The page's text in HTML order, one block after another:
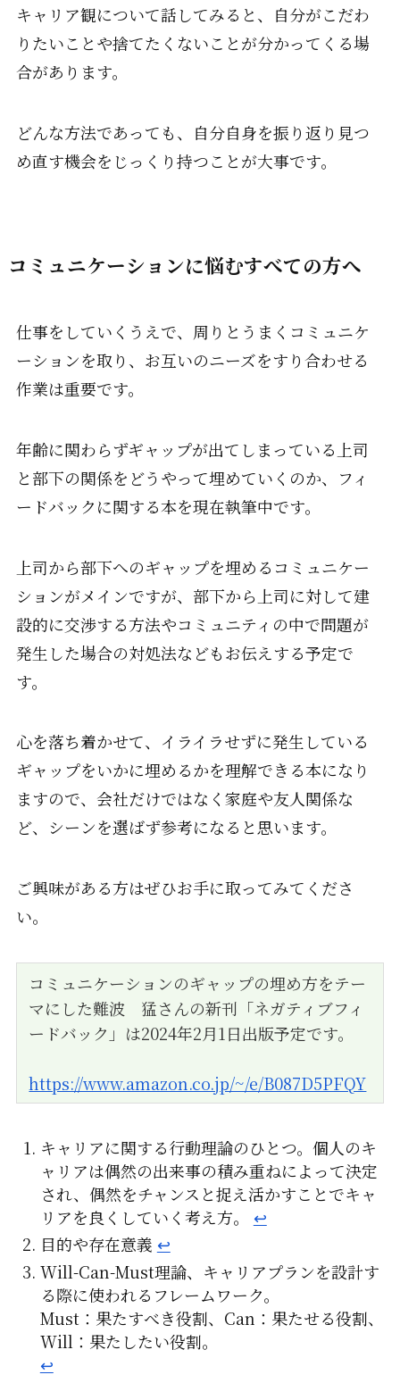
キャリア観について話してみると、自分がこだわ
りたいことや捨てたくないことが分かってくる場
合があります。
どんな方法であっても、自分自身を振り返り見つ
め直す機会をじっくり持つことが大事です。
コミュニケーションに悩むすべての方へ
仕事をしていくうえで、周りとうまくコミュニケ
ーションを取り、お互いのニーズをすり合わせる
作業は重要です。
年齢に関わらずギャップが出てしまっている上司
と部下の関係をどうやって埋めていくのか、フィ
ードバックに関する本を現在執筆中です。
上司から部下へのギャップを埋めるコミュニケー
ションがメインですが、部下から上司に対して建
設的に交渉する方法やコミュニティの中で問題が
発生した場合の対処法などもお伝えする予定で
す。
心を落ち着かせて、イライラせずに発生している
ギャップをいかに埋めるかを理解できる本になり
ますので、会社だけではなく家庭や友人関係な
ど、シーンを選ばず参考になると思います。
ご興味がある方はぜひお手に取ってみてくださ
い。
コミュニケーションのギャップの埋め方をテー
マにした難波 猛さんの新刊「ネガティブフィ
ードバック」は2024年2月1日出版予定です。
https://www.amazon.co.jp/~/e/B087D5PFQY
キャリアに関する行動理論のひとつ。個人のキ
ャリアは偶然の出来事の積み重ねによって決定
され、偶然をチャンスと捉え活かすことでキャ
リアを良くしていく考え方。 ↩︎
目的や存在意義 ↩︎
Will-Can-Must理論、キャリアプランを設計す
る際に使われるフレームワーク。
Must：果たすべき役割、Can：果たせる役割、
Will：果たしたい役割。
↩︎